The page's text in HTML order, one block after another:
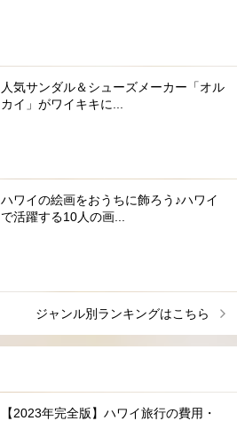
人気サンダル＆シューズメーカー「オル
カイ」がワイキキに...
ハワイの絵画をおうちに飾ろう♪ハワイ
で活躍する10人の画...
ジャンル別ランキングはこちら
【2023年完全版】ハワイ旅行の費用・